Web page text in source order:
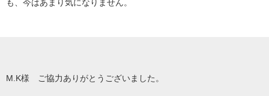
も、今はあまり気になりません。
M.K様 ご協力ありがとうございました。